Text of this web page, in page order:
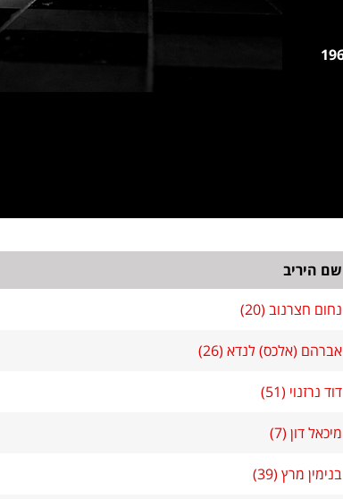
שם היריב
נחום חצרנוב (20)
אברהם (אלכס) לנדא (26)
דוד נרזנוי (51)
מיכאל דון (7)
בנימין מרץ (39)